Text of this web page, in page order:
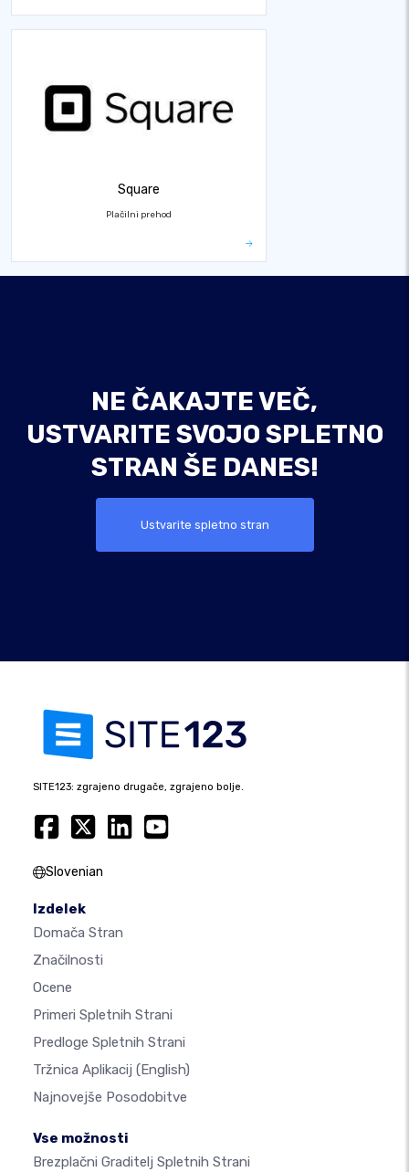
Square
Plačilni prehod
NE ČAKAJTE VEČ,
USTVARITE SVOJO SPLETNO
STRAN ŠE DANES!
Ustvarite spletno stran
SITE123: zgrajeno drugače, zgrajeno bolje.
Slovenian
Izdelek
Domača Stran
Značilnosti
Ocene
Primeri Spletnih Strani
Predloge Spletnih Strani
Tržnica Aplikacij (English)
Najnovejše Posodobitve
Vse možnosti
Brezplačni Graditelj Spletnih Strani